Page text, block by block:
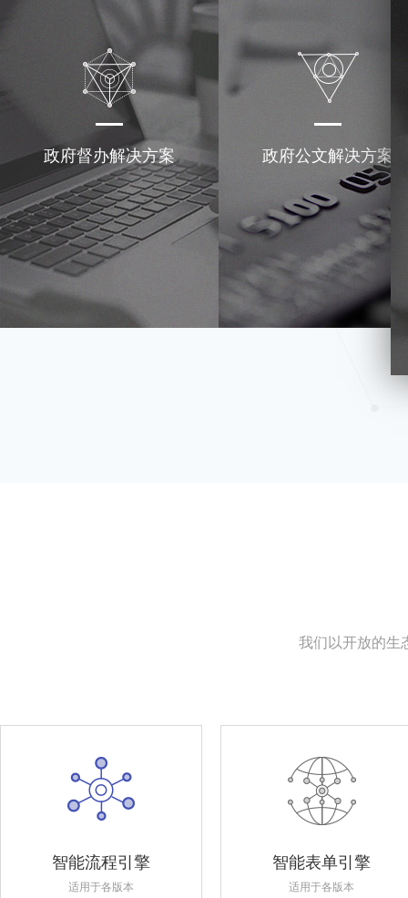
政府督办解决方案 政府公文解决方案
我们以开放的生
智能流程引擎
适用于各版本
智能表单引擎
适用于各版本